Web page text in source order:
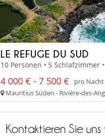
LE REFUGE DU SUD
10 Personen • 5 Schlafzimmer
4 000 € - 7 500 €
pro Nacht
Mauritius Süden - Rivière-des-
Kontaktieren Sie